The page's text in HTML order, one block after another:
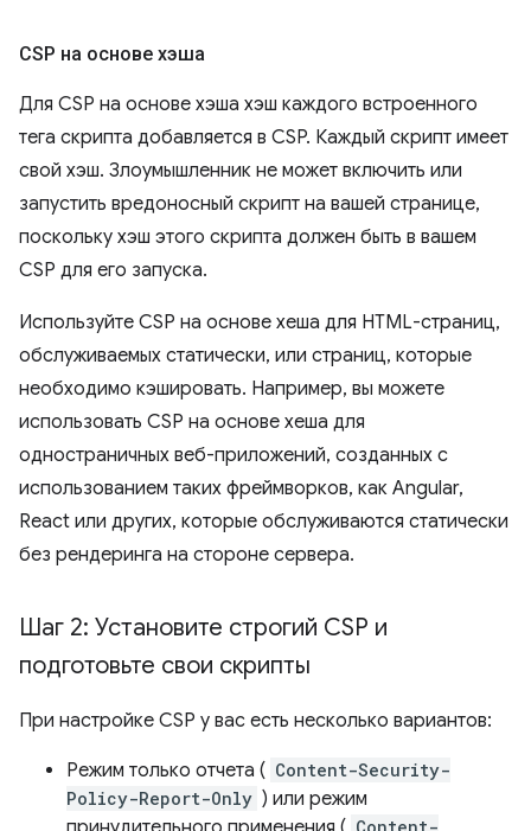
CSP на основе хэша
Для CSP на основе хэша хэш каждого встроенного
тега скрипта добавляется в CSP. Каждый скрипт имеет
свой хэш. Злоумышленник не может включить или
запустить вредоносный скрипт на вашей странице,
поскольку хэш этого скрипта должен быть в вашем
CSP для его запуска.
Используйте CSP на основе хеша для HTML-страниц,
обслуживаемых статически, или страниц, которые
необходимо кэшировать. Например, вы можете
использовать CSP на основе хеша для
одностраничных веб-приложений, созданных с
использованием таких фреймворков, как Angular,
React или других, которые обслуживаются статически
без рендеринга на стороне сервера.
Шаг 2: Установите строгий CSP и
подготовьте свои скрипты
При настройке CSP у вас есть несколько вариантов:
Режим только отчета ( Content-Security-
Policy-Report-Only ) или режим